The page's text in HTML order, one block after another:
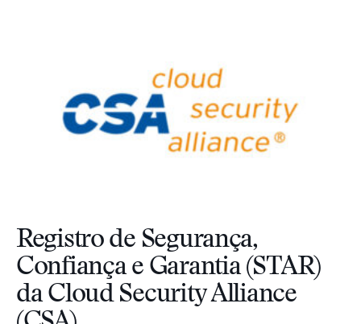
Registro de Segurança,
Confiança e Garantia (STAR)
da Cloud Security Alliance